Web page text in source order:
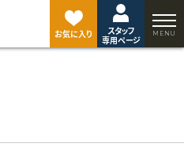
お気に入り
スタッフ
専用ページ